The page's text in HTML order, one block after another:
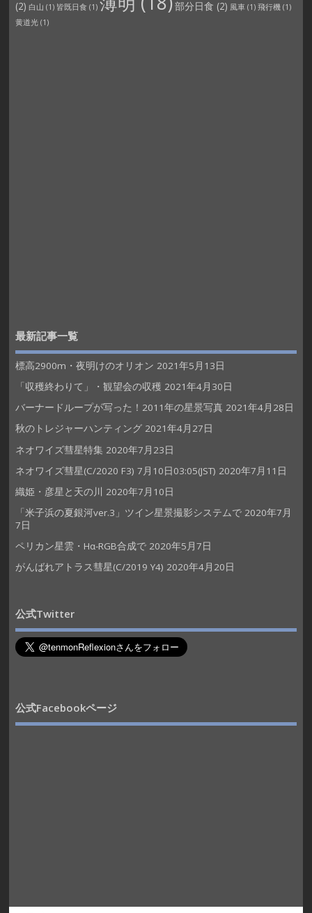
(2) 白山 (1) 皆既日食 (1) 部分日食 (2) 風車(1) 飛行機(1)
黄道光(1)
最新記事一覧
標高2900m・夜明けのオリオン 2021年5月13日
「収穫終わりて」・観望会の収穫 2021年4月30日
バーナードループが写った！2011年の星景写真 2021年4月28日
秋のトレジャーハンティング 2021年4月27日
ネオワイズ彗星特集 2020年7月23日
ネオワイズ彗星(C/2020 F3) 7月10日03:05(JST) 2020年7月11日
織姫・彦星と天の川 2020年7月10日
「米子浜の夏銀河ver.3」ツイン星景撮影システムで 2020年7月
7日
ペリカン星雲・Hα-RGB合成で 2020年5月7日
がんばれアトラス彗星(C/2019 Y4) 2020年4月20日
公式Twitter
公式Facebookページ